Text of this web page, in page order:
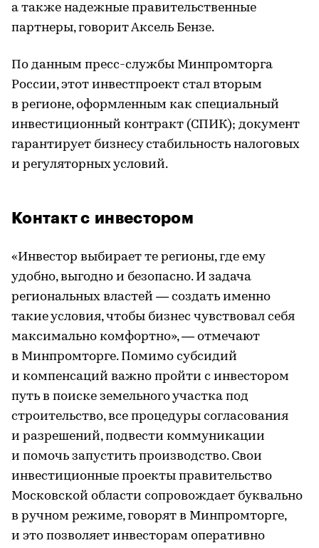
а также надежные правительственные
партнеры, говорит Аксель Бензе.
По данным пресс-службы Минпромторга
России, этот инвестпроект стал вторым
в регионе, оформленным как специальный
инвестиционный контракт (СПИК); документ
гарантирует бизнесу стабильность налоговых
и регуляторных условий.
Контакт с инвестором
«Инвестор выбирает те регионы, где ему
удобно, выгодно и безопасно. И задача
региональных властей — создать именно
такие условия, чтобы бизнес чувствовал себя
максимально комфортно», — отмечают
в Минпромторге. Помимо субсидий
и компенсаций важно пройти с инвестором
путь в поиске земельного участка под
строительство, все процедуры согласования
и разрешений, подвести коммуникации
и помочь запустить производство. Свои
инвестиционные проекты правительство
Московской области сопровождает буквально
в ручном режиме, говорят в Минпромторге,
и это позволяет инвесторам оперативно